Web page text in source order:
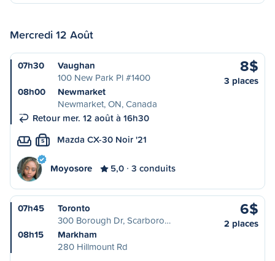
Mercredi 12 Août
07h30
Vaughan
100 New Park Pl #1400
08h00
Newmarket
Newmarket, ON, Canada
Retour mer. 12 août à 16h30
8$
3 places
S Mazda CX-30 Noir '21
Moyosore 5,0 3 conduits
07h45
Toronto
300 Borough Dr, Scarboro…
08h15
Markham
280 Hillmount Rd
6$
2 places